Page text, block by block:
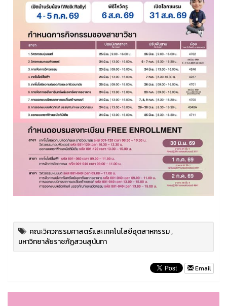
คณะวิศวกรรมศาสตร์และเทคโนโลยีอุตสาหกรรม,
มหาวิทยาลัยราชภัฏสวนสุนันทา
Email